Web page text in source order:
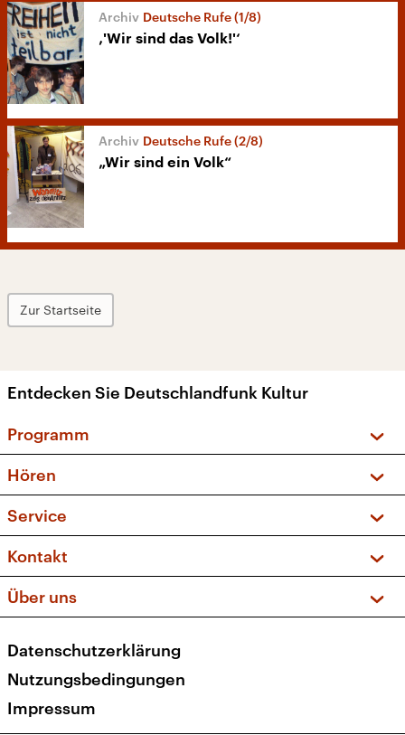
Deutsche Rufe (1/8)
‚'Wir sind das Volk!'‘
Deutsche Rufe (2/8)
„Wir sind ein Volk“
Zur Startseite
Entdecken Sie Deutschlandfunk Kultur
Programm
Sendungen und Podcasts
Musikliste
Kakadu – Das Kinderprogramm
Hören
Frequenzen (UKW + DAB+)
Service
FAQ
Apps
Newsletter
Veranstaltungen
Kontakt
Social Media
Über uns
Presse
Karriere
Transparenz
Datenschutzerklärung
Nutzungsbedingungen
Impressum